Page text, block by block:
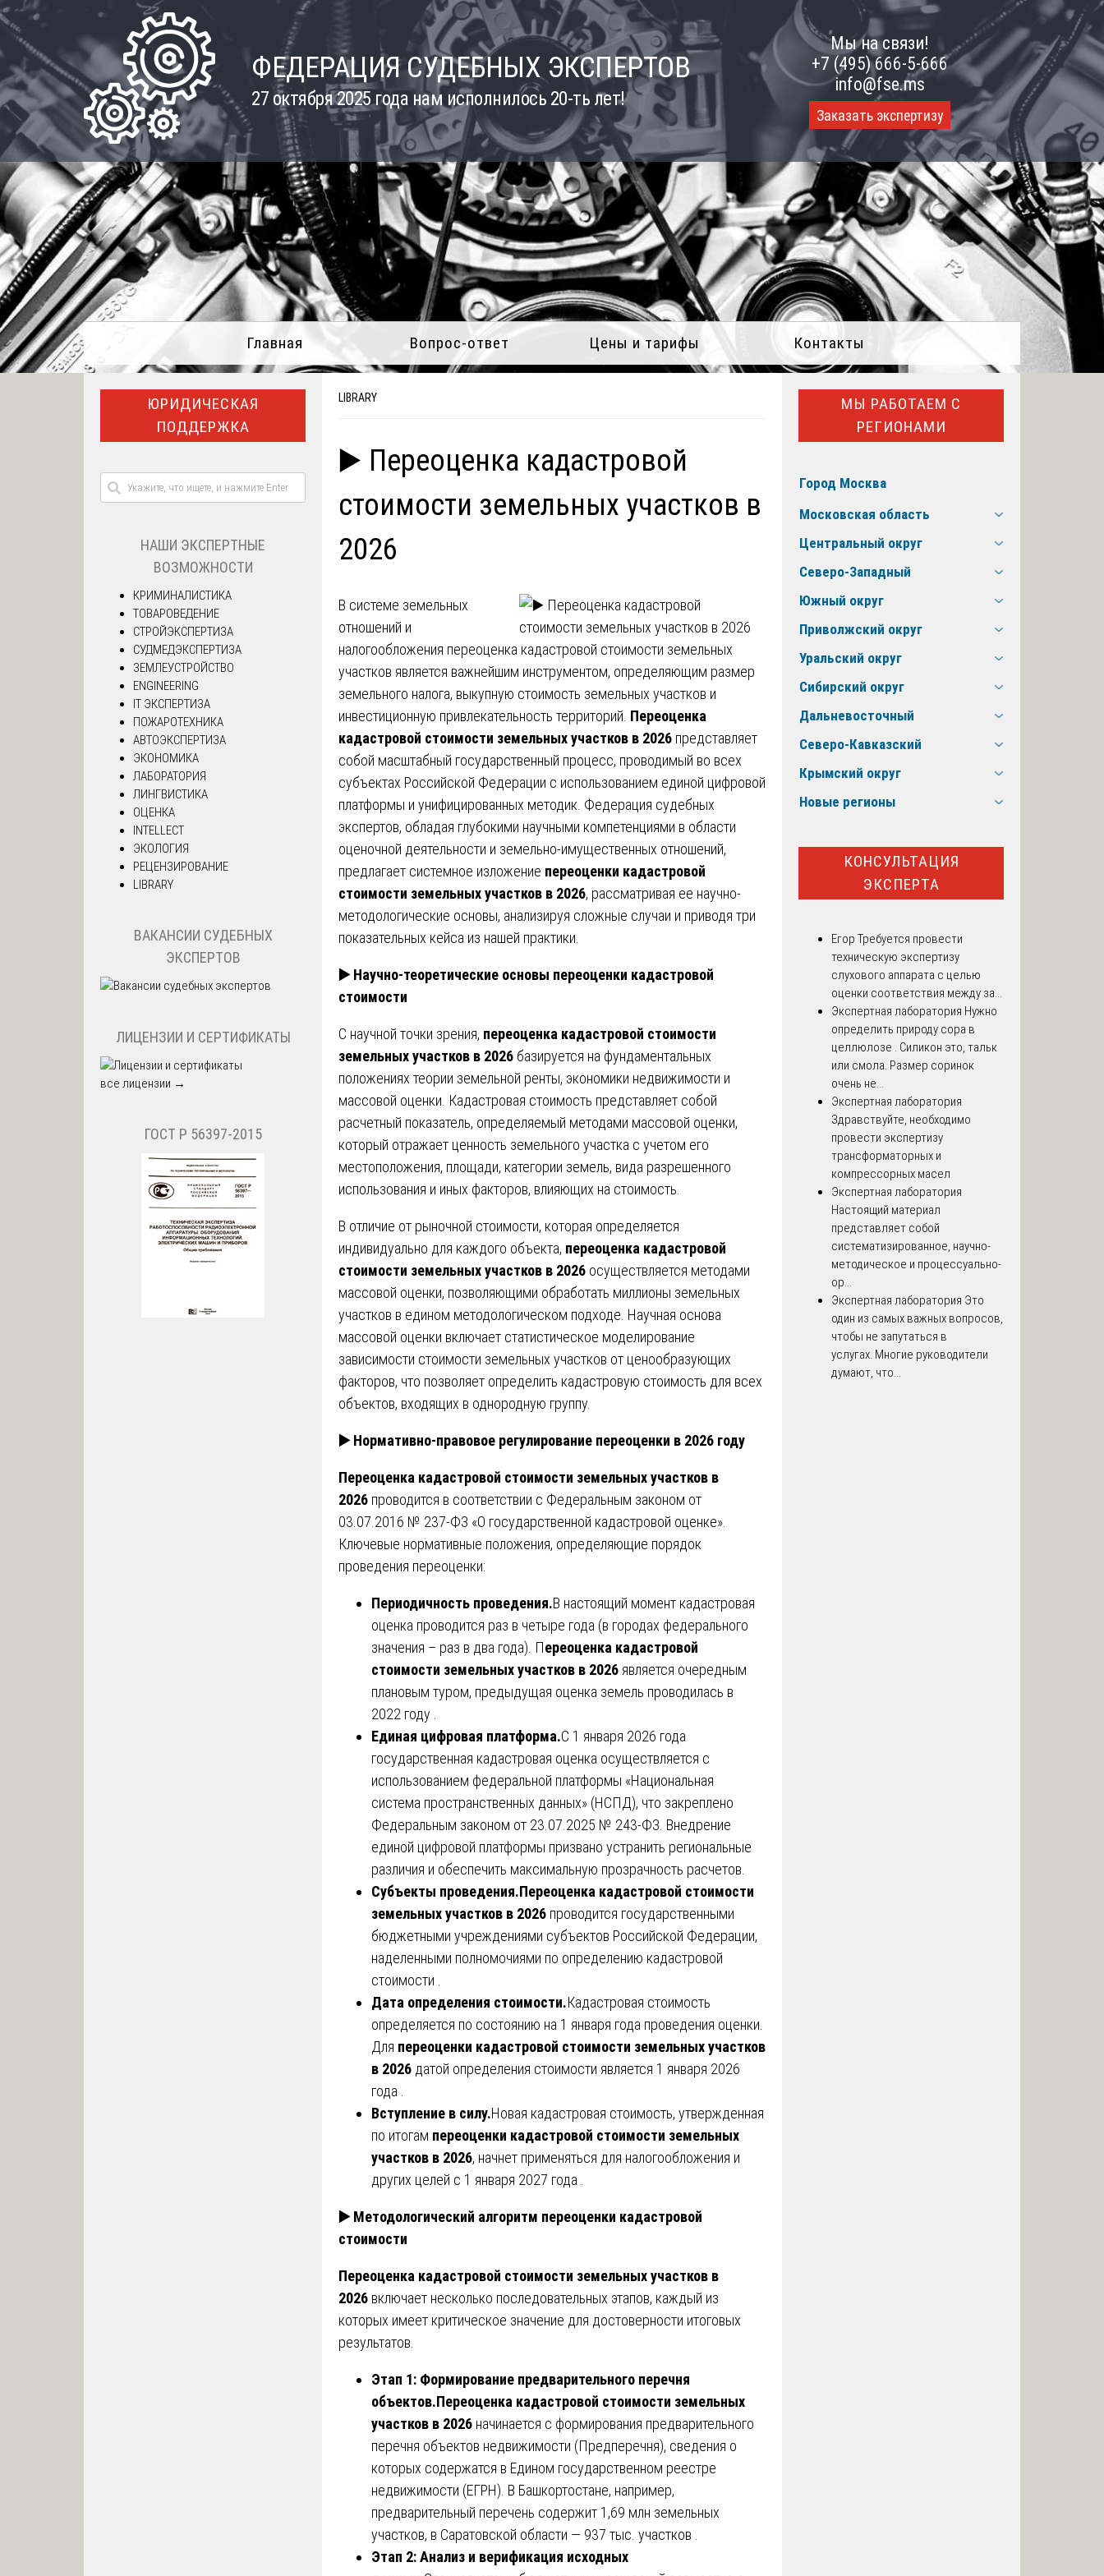
Skip
content
ФЕДЕРАЦИЯ СУДЕБНЫХ ЭКСПЕРТОВ
27 октября 2025 года нам исполнилось 20-ть лет!
Мы на связи!
+7 (495) 666-5-666
info@fse.ms
Заказать экспертизу
Главная Вопрос-ответ Цены и тарифы Контакты
LIBRARY
▶️ Переоценка кадастровой
стоимости земельных участков в
2026
В системе земельных
отношений и
налогообложения переоценка кадастровой стоимости земельных
участков является важнейшим инструментом, определяющим размер
земельного налога, выкупную стоимость земельных участков и
инвестиционную привлекательность территорий. Переоценка
кадастровой стоимости земельных участков в 2026 представляет
собой масштабный государственный процесс, проводимый во всех
субъектах Российской Федерации с использованием единой цифровой
платформы и унифицированных методик. Федерация судебных
экспертов, обладая глубокими научными компетенциями в области
оценочной деятельности и земельно-имущественных отношений,
предлагает системное изложение переоценки кадастровой
стоимости земельных участков в 2026, рассматривая ее научно-
методологические основы, анализируя сложные случаи и приводя три
показательных кейса из нашей практики.
▶️Научно-теоретические основы переоценки кадастровой
стоимости
С научной точки зрения, переоценка кадастровой стоимости
земельных участков в 2026 базируется на фундаментальных
положениях теории земельной ренты, экономики недвижимости и
массовой оценки. Кадастровая стоимость представляет собой
расчетный показатель, определяемый методами массовой оценки,
который отражает ценность земельного участка с учетом его
местоположения, площади, категории земель, вида разрешенного
использования и иных факторов, влияющих на стоимость.
В отличие от рыночной стоимости, которая определяется
индивидуально для каждого объекта, переоценка кадастровой
стоимости земельных участков в 2026 осуществляется методами
массовой оценки, позволяющими обработать миллионы земельных
участков в едином методологическом подходе. Научная основа
массовой оценки включает статистическое моделирование
зависимости стоимости земельных участков от ценообразующих
факторов, что позволяет определить кадастровую стоимость для всех
объектов, входящих в однородную группу.
▶️Нормативно-правовое регулирование переоценки в 2026 году
Переоценка кадастровой стоимости земельных участков в
2026 проводится в соответствии с Федеральным законом от
03.07.2016 № 237-ФЗ «О государственной кадастровой оценке».
Ключевые нормативные положения, определяющие порядок
проведения переоценки:
Периодичность проведения.В настоящий момент кадастровая
оценка проводится раз в четыре года (в городах федерального
значения – раз в два года). Переоценка кадастровой
стоимости земельных участков в 2026 является очередным
плановым туром, предыдущая оценка земель проводилась в
2022 году .
Единая цифровая платформа.С 1 января 2026 года
государственная кадастровая оценка осуществляется с
использованием федеральной платформы «Национальная
система пространственных данных» (НСПД), что закреплено
Федеральным законом от 23.07.2025 № 243-ФЗ. Внедрение
единой цифровой платформы призвано устранить региональные
различия и обеспечить максимальную прозрачность расчетов.
Субъекты проведения.Переоценка кадастровой стоимости
земельных участков в 2026 проводится государственными
бюджетными учреждениями субъектов Российской Федерации,
наделенными полномочиями по определению кадастровой
стоимости .
Дата определения стоимости.Кадастровая стоимость
определяется по состоянию на 1 января года проведения оценки.
Для переоценки кадастровой стоимости земельных участков
в 2026 датой определения стоимости является 1 января 2026
года .
Вступление в силу.Новая кадастровая стоимость, утвержденная
по итогам переоценки кадастровой стоимости земельных
участков в 2026, начнет применяться для налогообложения и
других целей с 1 января 2027 года .
▶️Методологический алгоритм переоценки кадастровой
стоимости
Переоценка кадастровой стоимости земельных участков в
2026 включает несколько последовательных этапов, каждый из
которых имеет критическое значение для достоверности итоговых
результатов.
Этап 1: Формирование предварительного перечня
объектов.Переоценка кадастровой стоимости земельных
участков в 2026 начинается с формирования предварительного
перечня объектов недвижимости (Предперечня), сведения о
которых содержатся в Едином государственном реестре
недвижимости (ЕГРН). В Башкортостане, например,
предварительный перечень содержит 1,69 млн земельных
участков, в Саратовской области — 937 тыс. участков .
Этап 2: Анализ и верификация исходных
ЮРИДИЧЕСКАЯ
ПОДДЕРЖКА
НАШИ ЭКСПЕРТНЫЕ
ВОЗМОЖНОСТИ
КРИМИНАЛИСТИКА
ТОВАРОВЕДЕНИЕ
СТРОЙЭКСПЕРТИЗА
СУДМЕДЭКСПЕРТИЗА
ЗЕМЛЕУСТРОЙСТВО
ENGINEERING
IT ЭКСПЕРТИЗА
ПОЖАРОТЕХНИКА
АВТОЭКСПЕРТИЗА
ЭКОНОМИКА
ЛАБОРАТОРИЯ
ЛИНГВИСТИКА
ОЦЕНКА
INTELLECT
ЭКОЛОГИЯ
РЕЦЕНЗИРОВАНИЕ
LIBRARY
ВАКАНСИИ СУДЕБНЫХ
ЭКСПЕРТОВ
ЛИЦЕНЗИИ И СЕРТИФИКАТЫ
все лицензии →
ГОСТ Р 56397-2015
МЫ РАБОТАЕМ С
РЕГИОНАМИ
Город Москва
Московская область
Центральный округ
Северо-Западный
Южный округ
Приволжский округ
Уральский округ
Сибирский округ
Дальневосточный
Северо-Кавказский
Крымский округ
Новые регионы
КОНСУЛЬТАЦИЯ
ЭКСПЕРТА
Егор Требуется провести
техническую экспертизу
слухового аппарата с целью
оценки соответствия между за...
Экспертная лаборатория Нужно
определить природу сора в
целлюлозе . Силикон это, тальк
или смола. Размер соринок
очень не...
Экспертная лаборатория
Здравствуйте, необходимо
провести экспертизу
трансформаторных и
компрессорных масел
Экспертная лаборатория
Настоящий материал
представляет собой
систематизированное, научно-
методическое и процессуально-
ор...
Экспертная лаборатория Это
один из самых важных вопросов,
чтобы не запутаться в
услугах. Многие руководители
думают, что...